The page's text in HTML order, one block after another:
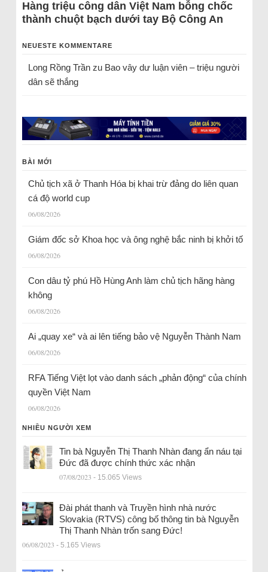
Hàng triệu công dân Việt Nam bỗng chốc
thành chuột bạch dưới tay Bộ Công An
NEUESTE KOMMENTARE
Long Rồng Trầnzu Bao vây dư luận viên – triệu người
dân sẽ thắng
BÀI MỚI
Chủ tịch xã ở Thanh Hóa bị khai trừ đảng do liên quan
cá độ world cup
06/08/2026
Giám đốc sở Khoa học và ông nghệ bắc ninh bị khởi tố
06/08/2026
Con dâu tỷ phú Hồ Hùng Anh làm chủ tịch hãng hàng
không
06/08/2026
Ai „quay xe“ và ai lên tiếng bảo vệ Nguyễn Thành Nam
06/08/2026
RFA Tiếng Việt lọt vào danh sách „phản động“ của chính
quyền Việt Nam
06/08/2026
NHIỀU NGƯỜI XEM
Tin bà Nguyễn Thị Thanh Nhàn đang ẩn náu tại
Đức đã được chính thức xác nhận
07/08/2023 - 15.065 Views
Đài phát thanh và Truyền hình nhà nước
Slovakia (RTVS) công bố thông tin bà Nguyễn
Thị Thanh Nhàn trốn sang Đức!
06/08/2023 - 5.165 Views